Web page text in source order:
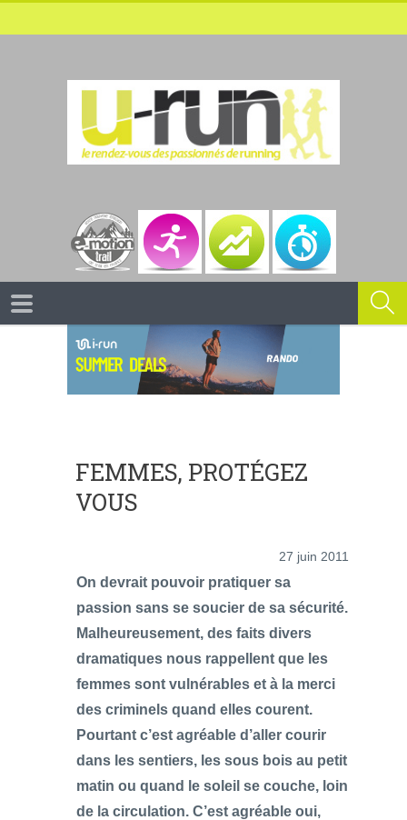
FEMMES, PROTÉGEZ
VOUS
27 juin 2011
On devrait pouvoir pratiquer sa
passion sans se soucier de sa sécurité.
Malheureusement, des faits divers
dramatiques nous rappellent que les
femmes sont vulnérables et à la merci
des criminels quand elles courent.
Pourtant c’est agréable d’aller courir
dans les sentiers, les sous bois au petit
matin ou quand le soleil se couche, loin
de la circulation. C’est agréable oui,